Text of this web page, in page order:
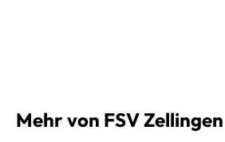
Mehr von FSV Zellingen